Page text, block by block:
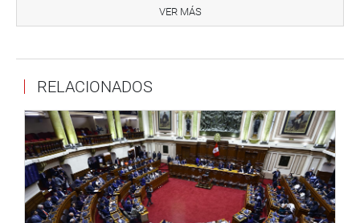
de la propuesta, señaló la canción huanca surge en el
Valle del Mantaro como expresión de trabajo y la vida
la exclusión.
“Es memoria viva, que sintetiza la identidad del pueblo
huanca y del Perú profundo, esta ley defiende su legado
frente a visión de sensacionalistas y desvirtuadoras,
institucionaliza espacios para su difusión, fortalece la
identidad regional y dinamiza el turismo cultural”,
sostuvo.
VER MÁS
RELACIONADOS